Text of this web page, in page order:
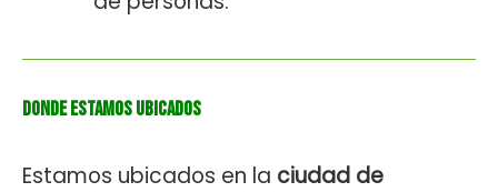
Donde estamos ubicados
Estamos ubicados en la ciudad de